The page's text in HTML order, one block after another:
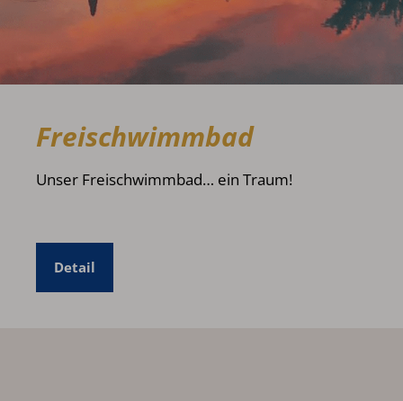
Freischwimmbad
Unser Freischwimmbad… ein Traum!
Detail